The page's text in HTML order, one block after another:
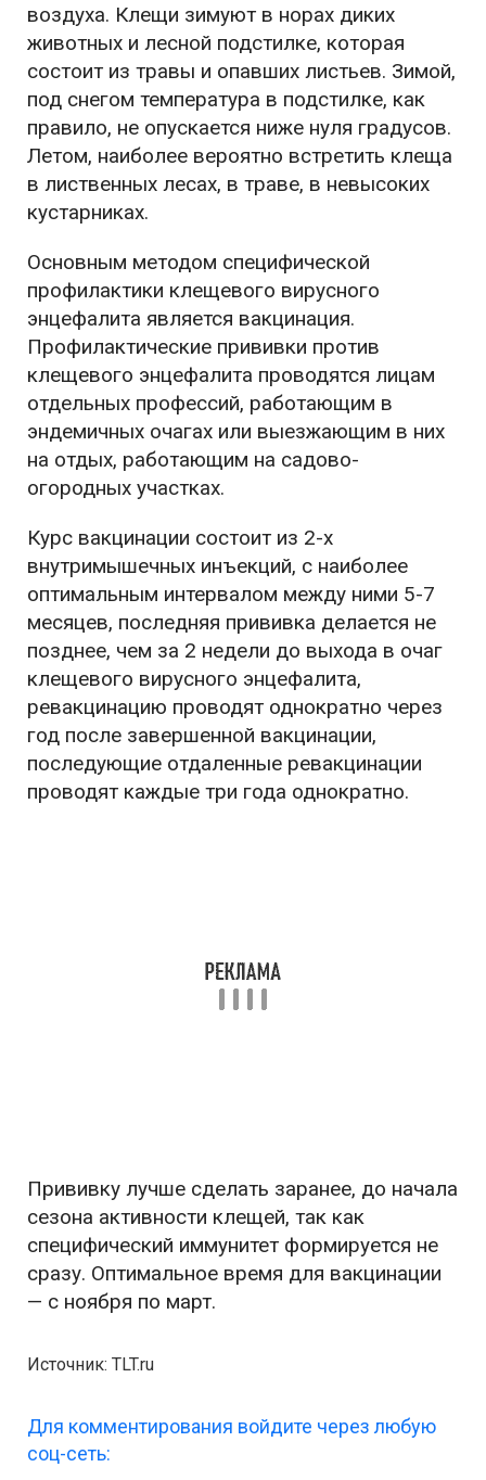
воздуха. Клещи зимуют в норах диких
животных и лесной подстилке, которая
состоит из травы и опавших листьев. Зимой,
под снегом температура в подстилке, как
правило, не опускается ниже нуля градусов.
Летом, наиболее вероятно встретить клеща
в лиственных лесах, в траве, в невысоких
кустарниках.
Основным методом специфической
профилактики клещевого вирусного
энцефалита является вакцинация.
Профилактические прививки против
клещевого энцефалита проводятся лицам
отдельных профессий, работающим в
эндемичных очагах или выезжающим в них
на отдых, работающим на садово-
огородных участках.
Курс вакцинации состоит из 2-х
внутримышечных инъекций, с наиболее
оптимальным интервалом между ними 5-7
месяцев, последняя прививка делается не
позднее, чем за 2 недели до выхода в очаг
клещевого вирусного энцефалита,
ревакцинацию проводят однократно через
год после завершенной вакцинации,
последующие отдаленные ревакцинации
проводят каждые три года однократно.
Прививку лучше сделать заранее, до начала
сезона активности клещей, так как
специфический иммунитет формируется не
сразу. Оптимальное время для вакцинации
— с ноября по март.
Источник: TLT.ru
Для комментирования войдите через любую
соц-сеть: